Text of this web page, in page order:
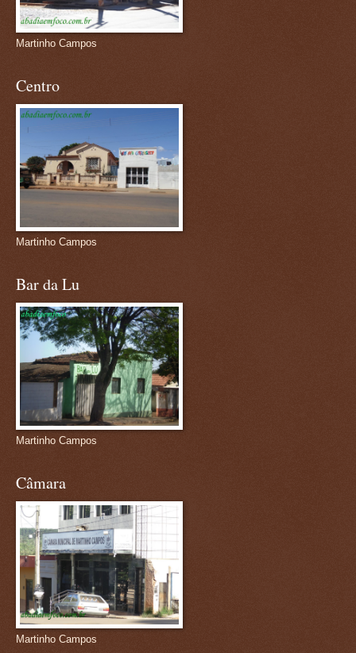
Martinho Campos
Centro
Martinho Campos
Bar da Lu
Martinho Campos
Câmara
Martinho Campos